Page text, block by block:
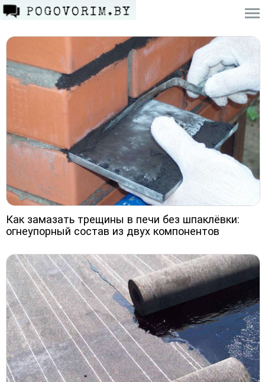
Как замазать трещины в печи без шпаклёвки:
огнеупорный состав из двух компонентов